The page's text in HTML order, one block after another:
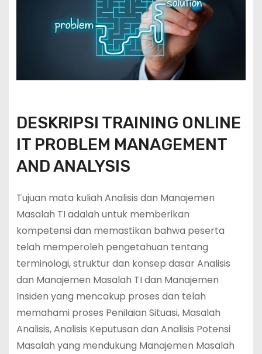
DESKRIPSI TRAINING ONLINE
IT PROBLEM MANAGEMENT
AND ANALYSIS
Tujuan mata kuliah Analisis dan Manajemen
Masalah TI adalah untuk memberikan
kompetensi dan memastikan bahwa peserta
telah memperoleh pengetahuan tentang
terminologi, struktur dan konsep dasar Analisis
dan Manajemen Masalah TI dan Manajemen
Insiden yang mencakup proses dan telah
memahami proses Penilaian Situasi, Masalah
Analisis, Analisis Keputusan dan Analisis Potensi
Masalah yang mendukung Manajemen Masalah